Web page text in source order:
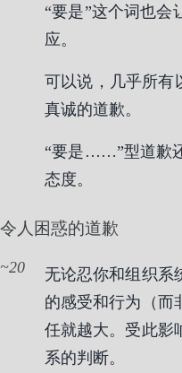
“要是”这个词也会
应。
可以说，几乎所
真诚的道歉。
“要是……”型道歉
态度。
令人困惑的道歉
20
无论忍你和组织系
的感受和行为（而
任就越大。受此影
系的判断。